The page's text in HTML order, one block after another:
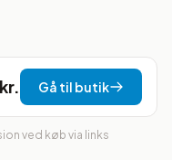
Gå til butik
ved køb via links